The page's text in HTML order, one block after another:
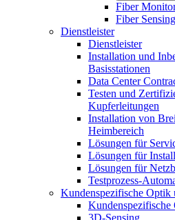
Fiber
Fiber Sensing
Dienstleister
Dienstleister
Installation und
Basisstationen
Data Center
Testen und
Kupferleitungen
Installation von
Heimbereich
Lösungen für
Lösungen für
Lösungen für
Testprozess-
Kundenspezifische Optik